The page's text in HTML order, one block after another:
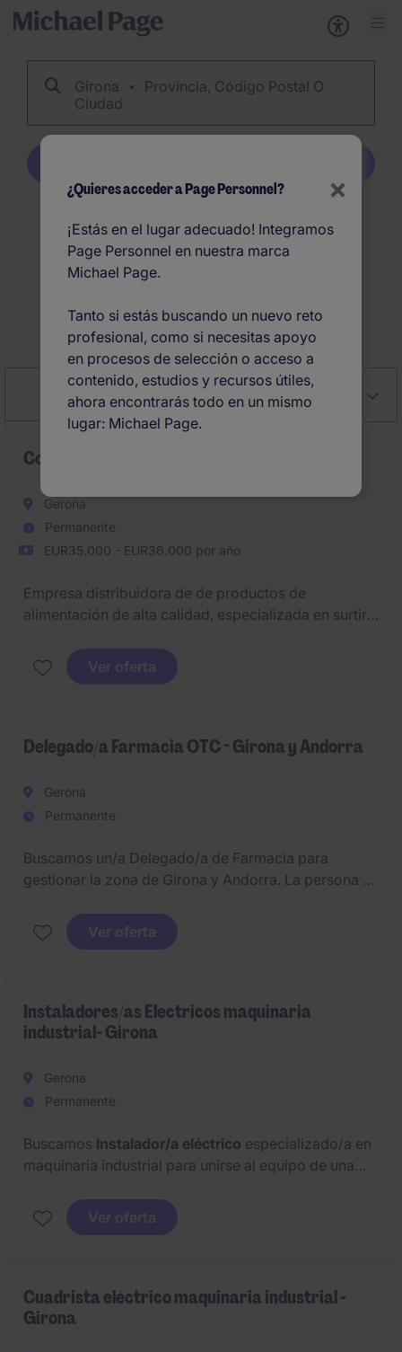
Girona
Provincia, Código Postal O
Ciudad
16 Girona ofertas de
empleo en España
Crear alerta
Relevancia
CloseFilter
Comercial Girona - Foodservice/Horeca
Gerona
Permanente
EUR35.000 - EUR36.000 por año
Empresa distribuidora de de productos de
alimentación de alta calidad, especializada en surtir a
incorporar un perfil comercial en la zona de Girona
para potenciar el area de ventas en la zona local.
Ver oferta
Delegado/a Farmacia OTC - Girona y Andorra
Gerona
Permanente
Buscamos un/a Delegado/a de Farmacia para
gestionar la zona de Girona y Andorra. La persona se
objetivo de fidelizar, potenciar las ventas e
identificar nuevas oportunidades de negocio en el
Ver oferta
Instaladores/as Electricos maquinaria
industrial- Girona
Gerona
Permanente
Buscamos Instalador/a eléctrico especializado/a en
maquinaria industrial para unirse al equipo de una
industriales. La posición se encuentra ubicada en
Riudellots de la Selva y requiere experiencia previa
Ver oferta
Cuadrista eléctrico maquinaria industrial -
Girona
×
¿Quieres acceder a Page Personnel?
¡Estás en el lugar adecuado! Integramos
Page Personnel en nuestra marca
Michael Page.
Tanto si estás buscando un nuevo reto
profesional, como si necesitas apoyo
en procesos de selección o acceso a
contenido, estudios y recursos útiles,
ahora encontrarás todo en un mismo
lugar: Michael Page.